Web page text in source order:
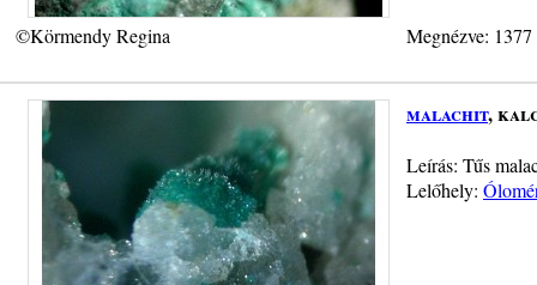
©Körmendy Regina Megnézve:
malachit,
Leírás: Tűs
Lelőhely: